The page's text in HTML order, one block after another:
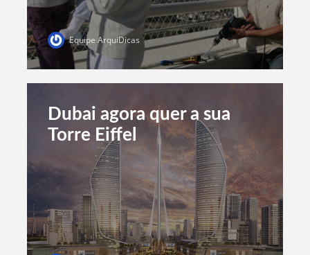
Equipe ArquiDicas
Dubai agora quer a sua
Torre Eiffel